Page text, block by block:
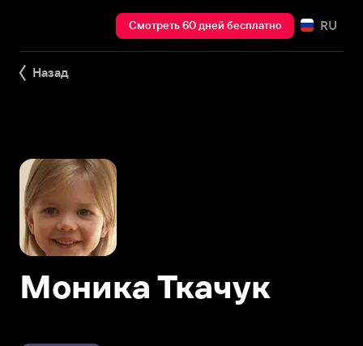
Смотреть 60 дней бесплатно RU
Назад
Моника Ткачук